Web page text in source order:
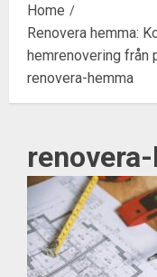
Home
Renovera hemma:
hemrenovering från
renovera-hemma